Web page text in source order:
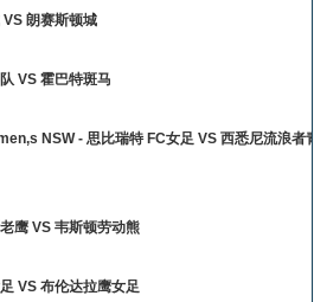
朗赛斯顿城
VS 霍巴特斑马
NSW - 思比瑞特 FC女足 VS 西悉尼流浪者
鹰 VS 韦斯顿劳动熊
VS 布伦达拉鹰女足